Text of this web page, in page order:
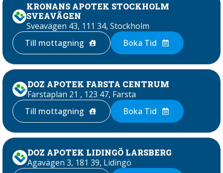
KRONANS APOTEK STOCKHOLM
SVEAVÄGEN
Sveavägen 43, 111 34, Stockholm
Till mottagning
Boka Tid
DOZ APOTEK FARSTA CENTRUM
Farstaplan 21 , 123 47, Farsta
Till mottagning
Boka Tid
DOZ APOTEK LIDINGÖ LARSBERG
Agavägen 3, 181 39, Lidingö